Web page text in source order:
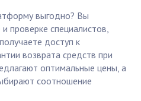
выгодно? Вы
проверке специалистов,
доступ к
возврата средств при
оптимальные цены, а
соотношение